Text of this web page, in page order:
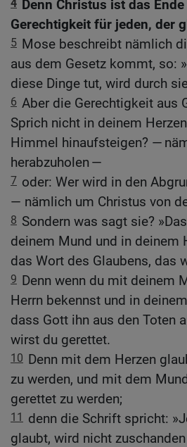
4 Denn Christus ist das
Gerechtigkeit für jeden, der
5 Mose beschreibt nämlich
aus dem Gesetz kommt, so:
diese Dinge tut, wird durch
6 Aber die Gerechtigkeit aus
Sprich nicht in deinem
Himmel hinaufsteigen? —
herabzuholen —
7 oder: Wer wird in den
— nämlich um Christus von
8 Sondern was sagt sie?
deinem Mund und in deinem
das Wort des Glaubens, das
9 Denn wenn du mit deinem
Herrn bekennst und in
dass Gott ihn aus den Toten
wirst du gerettet.
10 Denn mit dem Herzen
zu werden, und mit dem
gerettet zu werden;
11 denn die Schrift spricht:
glaubt, wird nicht